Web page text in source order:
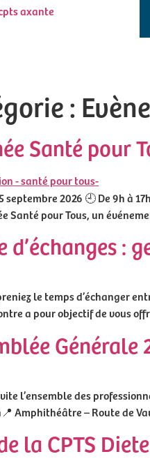
:
Santé pour
septembre 2026 🕘 De 9h à
Santé pour Tous, un
d’échanges :
le temps d’échanger
a pour objectif de vous
Générale
l’ensemble des
Amphithéâtre – Route de
la CPTS